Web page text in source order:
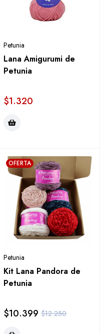
Petunia
Lana Amigurumi de
Petunia
$1.320
OFERTA
Petunia
Kit Lana Pandora de
Petunia
$12.250
$10.399